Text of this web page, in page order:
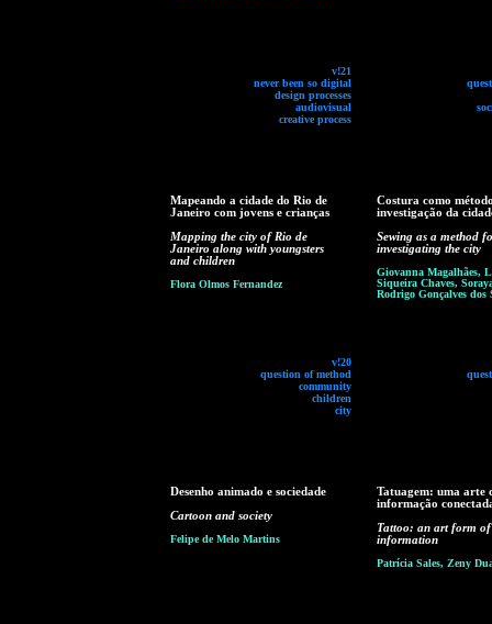
v!21
never been so digital
design processes
audiovisual
creative process
Mapeando a cidade do Rio de
Janeiro com jovens e crianças
Mapping the city of Rio de
Janeiro along with youngsters
and children
Flora Olmos Fernandez
v!20
question of method
community
children
city
Costura como
investigação da
Sewing as a method
investigating the city
Giovanna Magalhães,
Siqueira Chaves,
Rodrigo Gonçalves dos
Desenho animado e sociedade
Cartoon and society
Felipe de Melo Martins
Tatuagem: uma arte
informação
Tattoo: an art form of
information
Patrícia Sales, Zeny